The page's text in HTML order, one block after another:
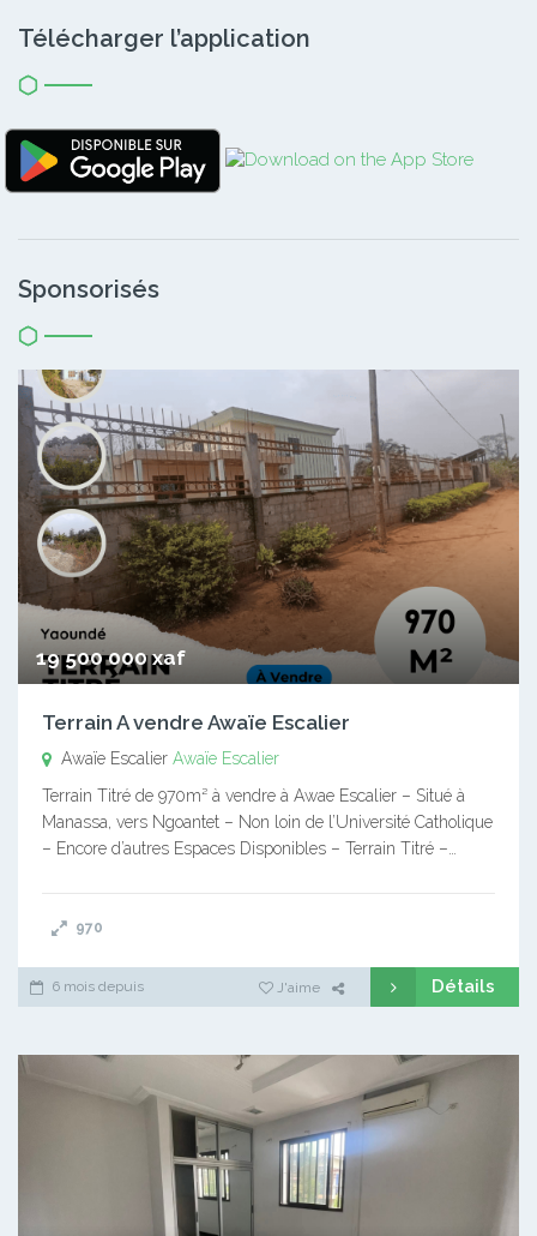
Télécharger l’application
Sponsorisés
19 500 000 xaf
Terrain A vendre Awaïe Escalier
Awaïe Escalier Awaïe Escalier
Terrain Titré de 970m² à vendre à Awae Escalier – Situé à
Manassa, vers Ngoantet – Non loin de l’Université Catholique
– Encore d’autres Espaces Disponibles – Terrain Titré –…
970
6 mois depuis J'aime Détails